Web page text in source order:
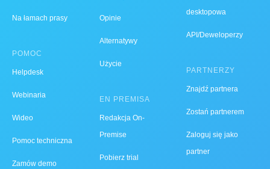
Na łamach prasy
POMOC
Helpdesk
Webinaria
Wideo
Pomoc techniczna
Zamów demo
Opinie
Alternatywy
Użycie
EN PREMISA
Redakcja On-
Premise
Pobierz trial
desktopowa
API/Deweloperzy
PARTNERZY
Znajdź partnera
Zostań partnerem
Zaloguj się jako
partner